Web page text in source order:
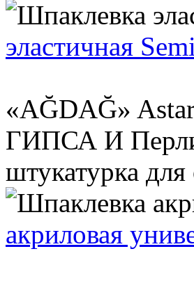
эластичная
«AĞDAĞ»
ГИПСА И
штукатурка
акриловая